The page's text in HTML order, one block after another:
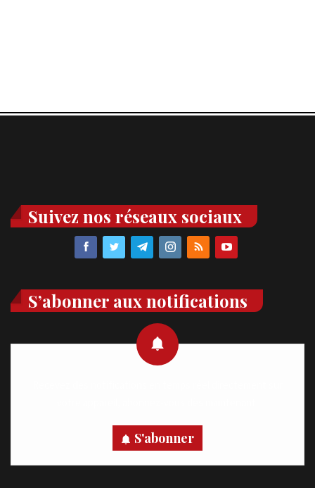
Suivez nos réseaux sociaux
S’abonner aux notifications
S'abonner